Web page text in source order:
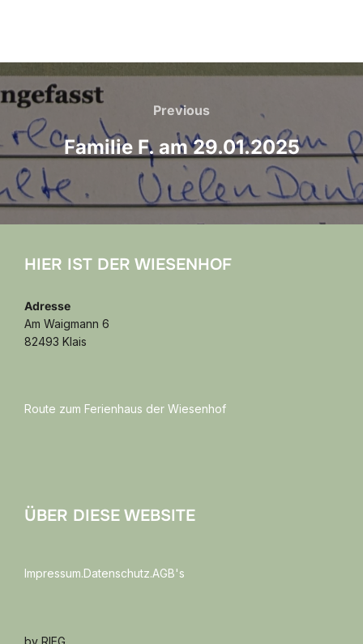
Beitragsnavigation
Previous
Previous
Familie F. am 29.01.2025
HIER IST DER WIESENHOF
Adresse
Am Waigmann 6
82493 Klais
Route zum Ferienhaus der Wiesenhof
ÜBER DIESE WEBSITE
Impressum.Datenschutz.AGB's
by RIEG